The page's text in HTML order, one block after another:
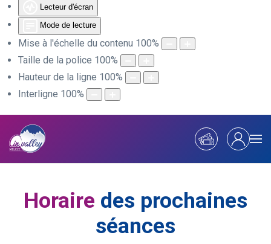
Lecteur d'écran
Mode de lecture
Mise à l'échelle du contenu 100%
Taille de la police 100%
Hauteur de la ligne 100%
Interligne 100%
Horaire des prochaines
séances